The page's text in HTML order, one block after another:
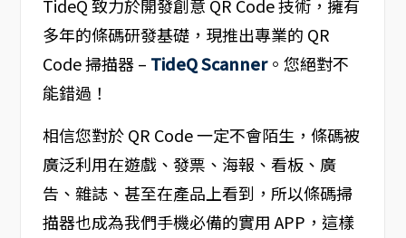
TideQ 致力於開發創意 QR Code 技術，擁有
多年的條碼研發基礎，現推出專業的 QR
Code 掃描器 – TideQ Scanner。您絕對不
能錯過！
相信您對於 QR Code 一定不會陌生，條碼被
廣泛利用在遊戲、發票、海報、看板、廣
告、雜誌、甚至在產品上看到，所以條碼掃
描器也成為我們手機必備的實用 APP，這樣